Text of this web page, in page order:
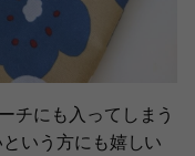
チにも入ってしまう
いう方にも嬉しい